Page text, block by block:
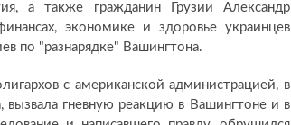
а также гражданин Грузии Александр
экономике и здоровье украинцев
по "разнарядке" Вашингтона.
с американской администрацией, в
вызвала гневную реакцию в Вашингтоне и в